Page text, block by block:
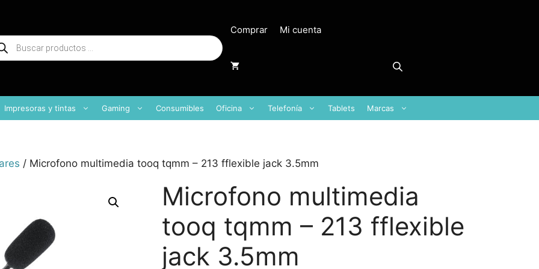
Comprar Mi cuenta
Impresoras y tintas Gaming Consumibles Oficina Telefonía Tablets Marcas
/ Microfono multimedia tooq tqmm – 213 fflexible jack 3.5mm
Microfono multimedia
tooq tqmm – 213 fflexible
jack 3.5mm